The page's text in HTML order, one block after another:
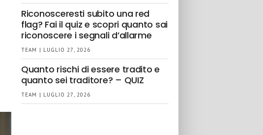
Riconosceresti subito una red
flag? Fai il quiz e scopri quanto sai
riconoscere i segnali d’allarme
TEAM | LUGLIO 27, 2026
Quanto rischi di essere tradito e
quanto sei traditore? – QUIZ
TEAM | LUGLIO 27, 2026